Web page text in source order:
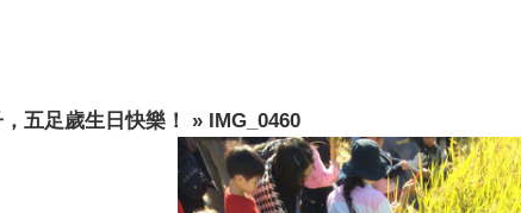
五足歲生日快樂！ » IMG_0460